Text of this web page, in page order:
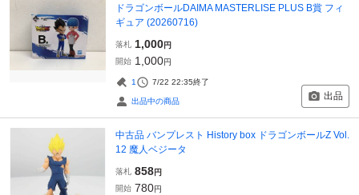
ドラゴンボールDAIMA MASTERLISE PLUS B賞 フィ
ギュア (20260716)
落札 1,000円
開始 1,000円
1 7/22 22:35終了
出品中の商品 出品
中古品 バンプレスト History box ドラゴンボールZ Vol.
12 魔人ベジータ
落札 858円
開始 780円